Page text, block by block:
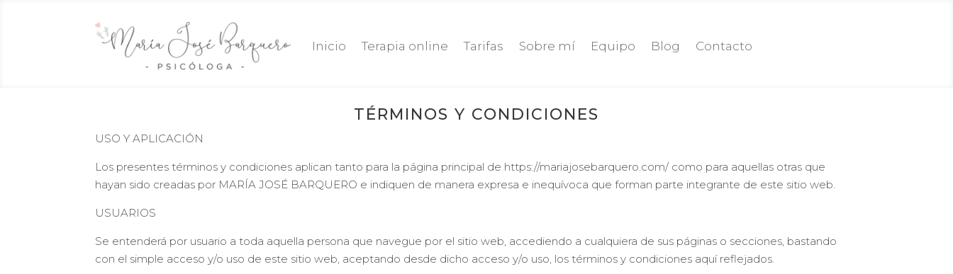
Inicio Terapia online Tarifas Sobre mí Equipo Blog Contacto
TÉRMINOS Y CONDICIONES
USO Y APLICACIÓN
Los presentes términos y condiciones aplican tanto para la página principal de https://mariajosebarquero.com/ como para aquellas otras que
hayan sido creadas por MARÍA JOSÉ BARQUERO e indiquen de manera expresa e inequívoca que forman parte integrante de este sitio web.
USUARIOS
Se entenderá por usuario a toda aquella persona que navegue por el sitio web, accediendo a cualquiera de sus páginas o secciones, bastando
con el simple acceso y/o uso de este sitio web, aceptando desde dicho acceso y/o uso, los términos y condiciones aquí reflejados.